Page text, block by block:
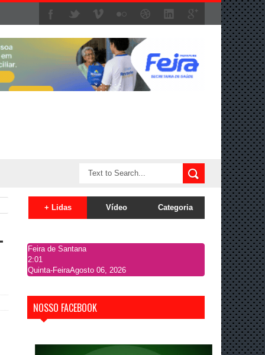
+ Lidas Vídeo Categoria
Feira de Santana
2:01
Quinta-FeiraAgosto 06, 2026
NOSSO FACEBOOK